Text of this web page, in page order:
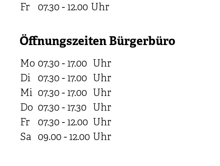
Fr
07.30 - 12.00 Uhr
Öffnungszeiten Bürgerbüro
Mo 07.30 - 17.00 Uhr
Di
07.30 - 17.00 Uhr
Mi 07.30 - 17.00 Uhr
Do 07.30 - 17.30 Uhr
Fr
07.30 - 12.00 Uhr
Sa 09.00 - 12.00 Uhr